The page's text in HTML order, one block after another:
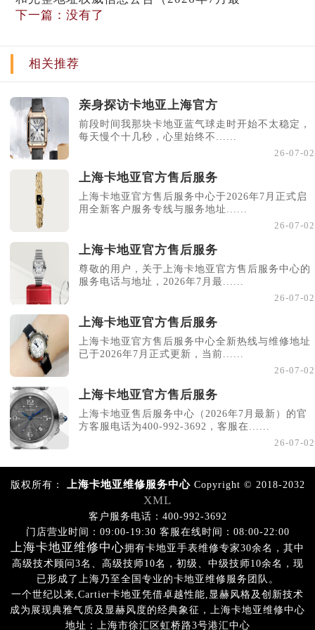
下一篇：没有了
相关推荐
亲身探访卡地亚上海官方
前段时间我那块卡地亚蓝气球走时开始不太稳定，
每天慢个十几秒，心里始终不......
26-07-02
上海卡地亚官方售后服务
上海卡地亚官方售后服务中心于2026年7月正式启
用全新客户服务专线与服务地址......
26-07-02
上海卡地亚官方售后服务
尊敬的用户，关于上海卡地亚官方售后服务中心的
服务电话与地址，2026年7月最......
26-07-02
上海卡地亚官方售后服务
上海卡地亚官方售后服务中心全新热线与维修地址
已于2026年7月正式更新，当前......
26-07-02
上海卡地亚官方售后服务
上海卡地亚售后服务中心（2026年7月最新）的官
方客服电话为400-992-3692，客服在......
26-07-02
版权所有： 上海卡地亚维修服务中心Copyright © 2018-2032
XML
客户服务电话：400-992-3692
门店营业时间：09:00-19:30 客服在线时间：08:00-22:00
上海卡地亚维修中心拥有卡地亚手表维修专家30余名，其中
高级技术顾问3名、高级技师10名，初级、中级技师10余名，现
已形成了上海乃至全国专业的卡地亚维修服务团队。
一个世纪以来,Cartier卡地亚凭借卓越性能,显赫风格及创新技术
成为展现典雅气质及显赫风度的经典象征，上海卡地亚维修中心
地址：上海市徐汇区虹桥路3号港汇中心